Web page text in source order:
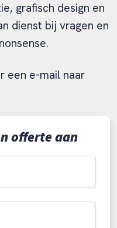
grafisch design en
dienst bij vragen en
een e-mail naar
offerte aan